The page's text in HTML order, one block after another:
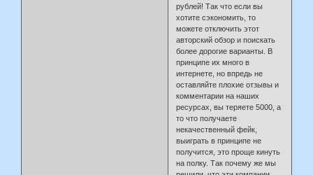
рублей! Так что если вы
хотите сэкономить, то
можете отключить этот
авторский обзор и поискать
более дорогие варианты. В
принципе их много в
интернете, но впредь не
оставляйте плохие отзывы и
комментарии на наших
ресурсах, вы теряете 5000, а
то что получаете
некачественный фейк,
выиграть в принципе не
получится, это проще кинуть
на полку. Так почему же мы